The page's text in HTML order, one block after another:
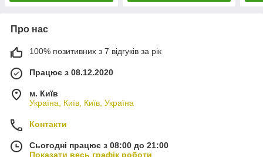
Про нас
100% позитивних з 7 відгуків за рік
Працює з 08.12.2020
м. Київ
Україна, Київ, Київ, Україна
Контакти
Сьогодні працює з 08:00 до 21:00
Показати весь графік роботи